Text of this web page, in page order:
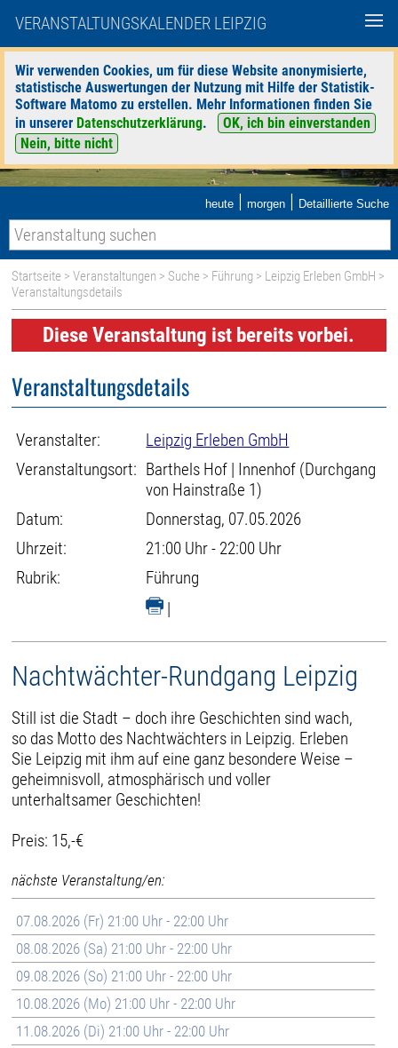
VERANSTALTUNGSKALENDER LEIPZIG
Wir verwenden Cookies, um für diese Website anonymisierte,
statistische Auswertungen der Nutzung mit Hilfe der Statistik-
Software Matomo zu erstellen. Mehr Informationen finden Sie
in unserer Datenschutzerklärung.
OK, ich bin einverstanden
Nein, bitte nicht
heute | morgen | Detaillierte Suche
Startseite >Veranstaltungen > Suche > Führung > Leipzig Erleben GmbH >
Veranstaltungsdetails
Diese Veranstaltung ist bereits vorbei.
Veranstaltungsdetails
Veranstalter:
Leipzig Erleben GmbH
Veranstaltungsort: Barthels Hof | Innenhof (Durchgang
von Hainstraße 1)
Datum:
Donnerstag, 07.05.2026
Uhrzeit:
21:00 Uhr - 22:00 Uhr
Rubrik:
Führung
|
Nachtwächter-Rundgang Leipzig
Still ist die Stadt – doch ihre Geschichten sind wach,
so das Motto des Nachtwächters in Leipzig. Erleben
Sie Leipzig mit ihm auf eine ganz besondere Weise –
geheimnisvoll, atmosphärisch und voller
unterhaltsamer Geschichten!
Preis: 15,-€
nächste Veranstaltung/en:
07.08.2026 (Fr) 21:00 Uhr - 22:00 Uhr
08.08.2026 (Sa) 21:00 Uhr - 22:00 Uhr
09.08.2026 (So) 21:00 Uhr - 22:00 Uhr
10.08.2026 (Mo) 21:00 Uhr - 22:00 Uhr
11.08.2026 (Di) 21:00 Uhr - 22:00 Uhr